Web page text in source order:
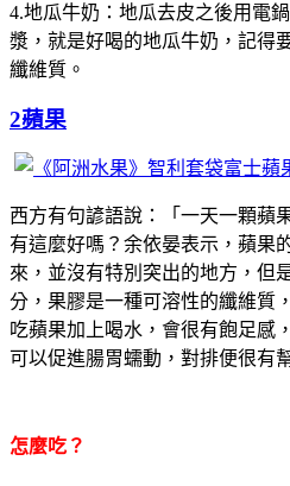
4.地瓜牛奶：地瓜去皮之後用電
漿，就是好喝的地瓜牛奶，記得
纖維質。
2蘋果
西方有句諺語說：「一天一顆蘋
有這麼好嗎？余依晏表示，蘋果
來，並沒有特別突出的地方，但
分，果膠是一種可溶性的纖維質
吃蘋果加上喝水，會很有飽足感
可以促進腸胃蠕動，對排便很有
怎麼吃？